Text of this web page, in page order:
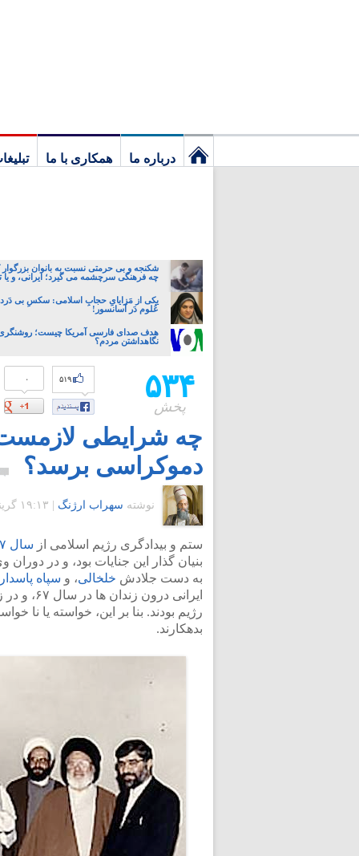
درباره ما همکاری با ما
شکنجه و بی حرمتی نسبت به بانوان
چه فرهنگی سرچشمه می گیرد؛ ایرانی، و یا
یکی از مَزایایِ حجابِ اسلامی: سکسِ بی
عُلوم دَر آسانسور!
هدف صدای فارسی آمریکا چیست؛ روشنگری،
نگاهداشتن مردم؟
۵۳۴
پخش
۰ ۵۱۹
چه شرایطی لازمست
دموکراسی برسد؟
نوشته سهراب ارژنگ ۱۹:۱۳ گرينويچ - جمعه ۲۰ اسفند ۱۳۸۹
ستم و بیدادگری رژیم اسلامی از سال ۱۳۵۷
بنیان گذار این جنایات بود، و در
به دست جلادش خلخالی، و سپاه
ایرانی درون زندان ها در سال ۶۷، و در زمانی انجام گرفت که
رژیم بودند. بنا بر این، خواسته یا نا
بدهکارند.